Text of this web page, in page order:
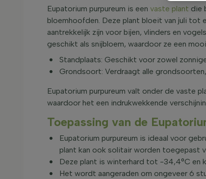
Eupatorium purpureum is een vaste plant die
bloemhoofden. Deze plant bloeit van juli tot
aantrekkelijk zijn voor bijen, vlinders en
geschikt als snijbloem, waardoor ze een
Standplaats: Geschikt voor zowel
Grondsoort: Verdraagt alle
Eupatorium purpureum valt onder de vaste
waardoor het een indrukwekkende
Toepassing van de
Eupatorium purpureum is ideaal voor
plant kan ook solitair worden toegepast
Deze plant is winterhard tot -34,4°C en
Het wordt aangeraden om ongeveer 6